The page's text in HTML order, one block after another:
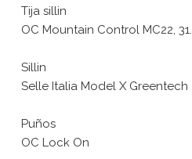
Tija sillin
OC Mountain Control MC22,
Sillin
Selle Italia Model X Greentech
Puños
OC Lock On